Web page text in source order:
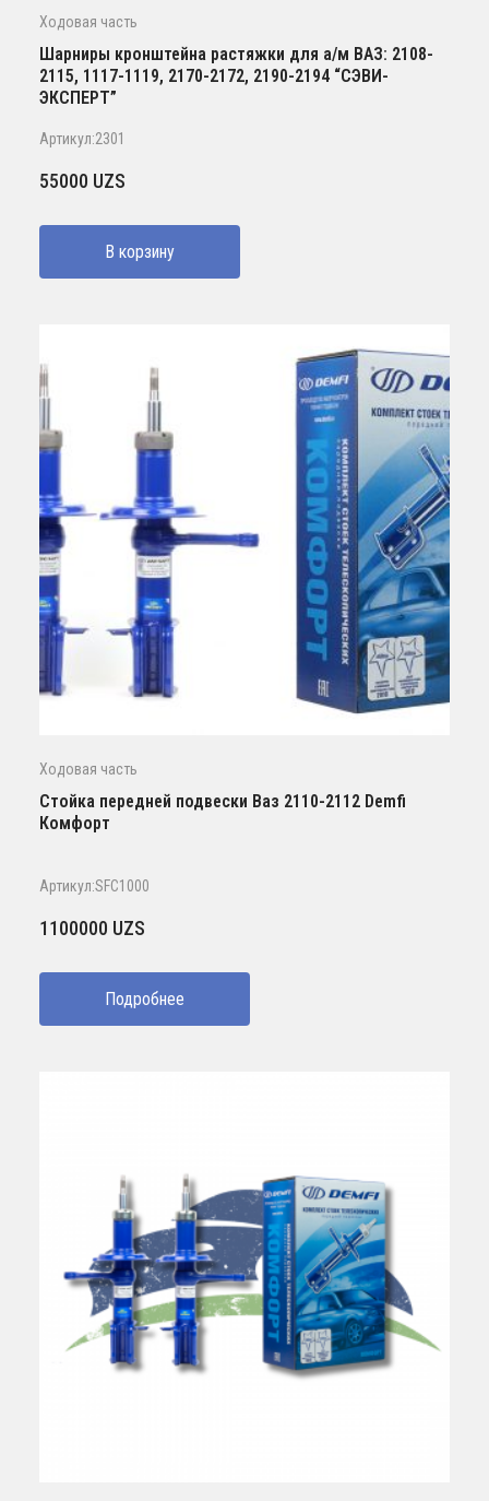
Ходовая часть
Шарниры кронштейна растяжки для а/м ВАЗ: 2108-
2115, 1117-1119, 2170-2172, 2190-2194 “СЭВИ-
ЭКСПЕРТ”
Артикул:2301
55000 UZS
В корзину
Ходовая часть
Стойка передней подвески Ваз 2110-2112 Demfi
Комфорт
Артикул:SFC1000
1100000 UZS
Подробнее